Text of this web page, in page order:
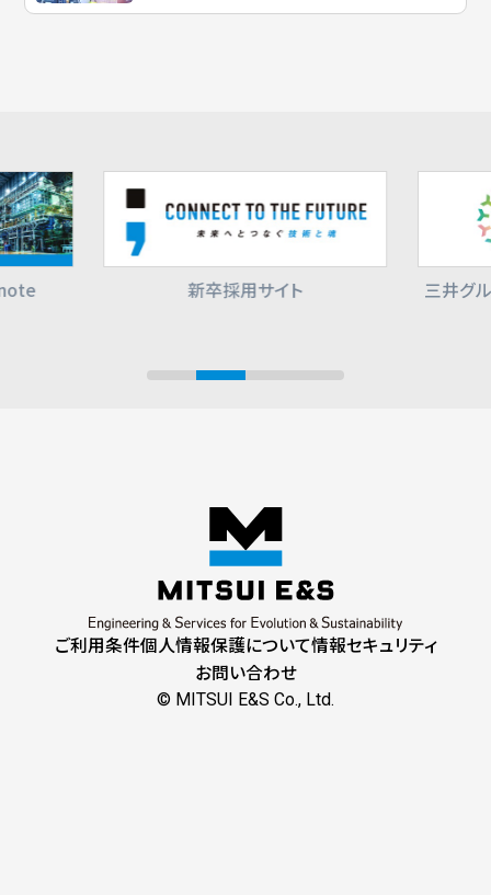
三井グループ 350周年記念事業サイ
三井
ご利用条件個人情報保護について情報セキュリティ
お問い合わせ
© MITSUI E&S Co., Ltd.